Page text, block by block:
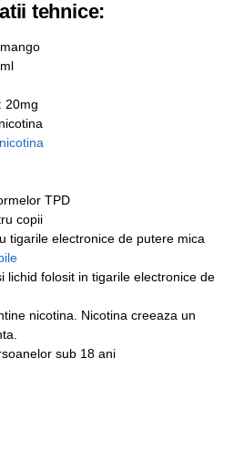
tehnice:
20mg
TPD
copii
tigarile electronice de putere mica
lichid folosit in tigarile electronice de
nicotina. Nicotina creeaza un
sub 18 ani